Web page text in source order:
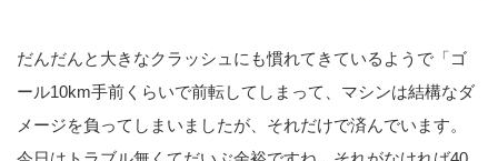
だんだんと大きなクラッシュにも慣れてきているようで「ゴ
ール10km手前くらいで前転してしまって、マシンは結構なダ
メージを負ってしまいましたが、それだけで済んでいます。